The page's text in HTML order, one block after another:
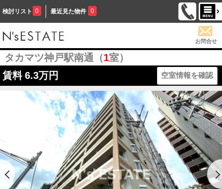
検討リスト 0 最近見た物件 0
お問合せ
タカマツ神戸駅南通（1室）
賃料 6.3万円 空室情報を確認